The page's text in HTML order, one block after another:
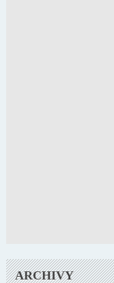
ARCHIVY